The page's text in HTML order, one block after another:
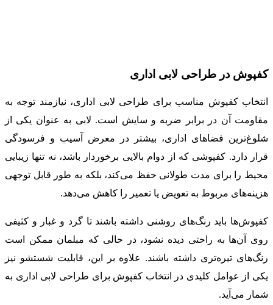
کفپوش در طراحی لابی اداری
انتخاب کفپوش مناسب برای طراحی لابی اداری، نیازمند توجه به
مقاومت آن در برابر ضربه و سایش است. لابی به عنوان یکی از
شلوغ‌ترین فضاهای اداری، بیشتر در معرض آسیب و فرسودگی
قرار دارد. کفپوشی که از دوام بالایی برخوردار باشد، نه تنها زیبایی
محیط را برای مدت طولانی حفظ می‌کند، بلکه به طور قابل توجهی
هزینه‌های مربوط به تعویض یا تعمیر را کاهش می‌دهد.
کفپوش‌ها باید رنگ‌های روشنی داشته باشند تا گرد و غبار و کثیفی
روی آن‌ها به راحتی دیده نشود، در حالی که مبلمان ممکن است
رنگ‌های تیره‌تری داشته باشند. علاوه بر این، قابلیت شستشو نیز
یکی از عوامل کلیدی در انتخاب کفپوش برای طراحی لابی اداری به
شمار می‌آید.